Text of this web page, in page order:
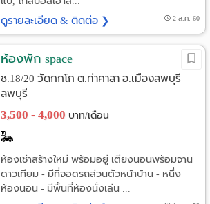
ดูรายละเอียด & ติดต่อ ❯ 2 ส.ค. 60
ห้องพัก space
ซ.18/20 วัดกกโก ต.ท่าศาลา อ.เมืองลพบุรี
ลพบุรี
3,500 - 4,000 บาท/เดือน
ห้องเช่าสร้างใหม่ พร้อมอยู่ เตียงนอนพร้อมจาน
ดาวเทียม - มีที่จอดรถส่วนตัวหน้าบ้าน - หนึ่ง
ห้องนอน - มีพื้นที่ห้องนั่งเล่น ...